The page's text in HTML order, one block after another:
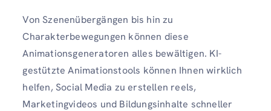
Von Szenenübergängen bis hin zu
Charakterbewegungen können diese
Animationsgeneratoren alles bewältigen. KI-
gestützte Animationstools können Ihnen wirklich
helfen, Social Media zu erstellen reels,
Marketingvideos und Bildungsinhalte schneller